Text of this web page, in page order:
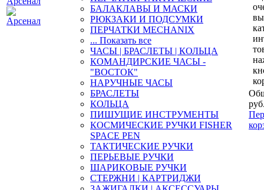
БАЛАКЛАВЫ И МАСКИ
РЮКЗАКИ И ПОДСУМКИ
ПЕРЧАТКИ MECHANIX
... Показать все
ЧАСЫ | БРАСЛЕТЫ | КОЛЬЦА
КОМАНДИРСКИЕ ЧАСЫ -
"ВОСТОК"
НАРУЧНЫЕ ЧАСЫ
БРАСЛЕТЫ
КОЛЬЦА
ПИШУЩИЕ ИНСТРУМЕНТЫ
КОСМИЧЕСКИЕ РУЧКИ FISHER
SPACE PEN
ТАКТИЧЕСКИЕ РУЧКИ
ПЕРЬЕВЫЕ РУЧКИ
ШАРИКОВЫЕ РУЧКИ
СТЕРЖНИ | КАРТРИДЖИ